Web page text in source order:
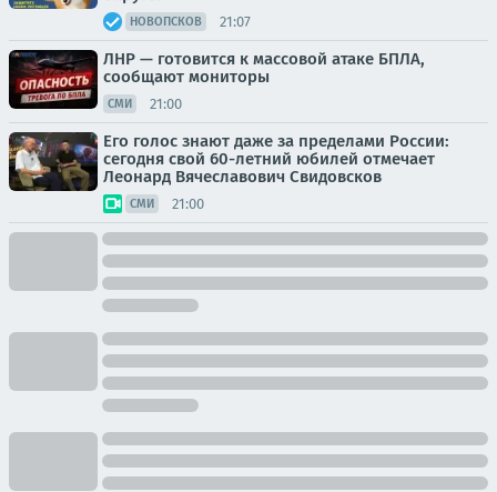
НОВОПСКОВ 21:07
ЛНР — готовится к массовой атаке БПЛА,
сообщают мониторы
СМИ 21:00
Его голос знают даже за пределами России:
сегодня свой 60-летний юбилей отмечает
Леонард Вячеславович Свидовсков
СМИ 21:00